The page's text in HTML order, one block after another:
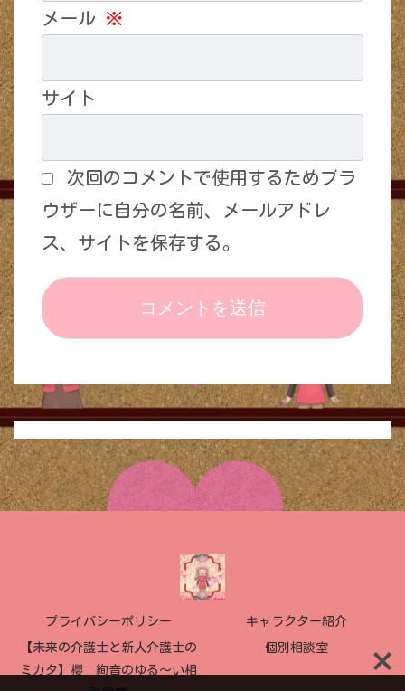
メール ※
サイト
次回のコメントで使用するためブラ
ウザーに自分の名前、メールアドレ
ス、サイトを保存する。
プライバシーポリシー キャラクター紹介
【未来の介護士と新人介護士の
ミカタ】櫻 絢音のゆる〜い相
個別相談室